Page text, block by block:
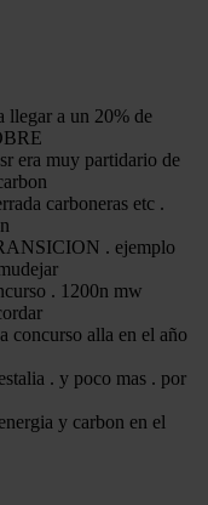
llegar a un 20% de
era muy partidario de
carboneras etc .
. ejemplo
. 1200n mw
concurso alla en el año
. y poco mas . por
y carbon en el